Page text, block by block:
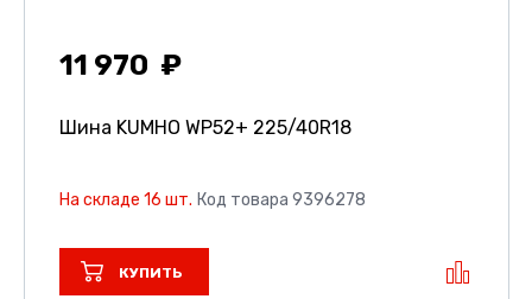
11 970
Шина KUMHO WP52+ 225/40R18
На складе 16 шт. Код товара 9396278
КУПИТЬ